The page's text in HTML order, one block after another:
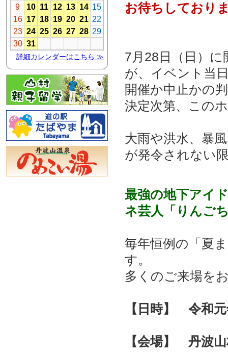
お待ちしており
7月28日（日）
が、イベント当
開催か中止かの
決定次第、この
大雨や洪水、暴
が発令されない
最強の地下アイ
ネ芸人「りんご
毎年恒例の「夏
す。
多くのご来場を
【日時】 令和
【会場】 丹波